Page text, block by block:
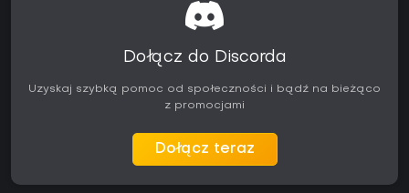
Dołącz do Discorda
Uzyskaj szybką pomoc od społeczności i bądź na bieżąco
z promocjami
Dołącz teraz